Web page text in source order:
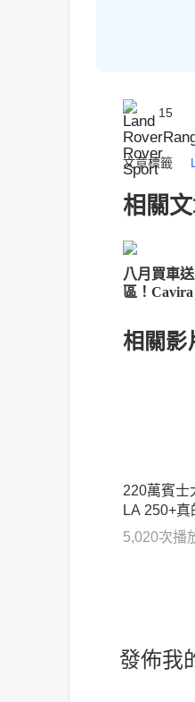
15
文章標籤
相關
八月買車
區！Cavira
相關影
220萬賓士
LA 250+真
5,020次播
發佈我